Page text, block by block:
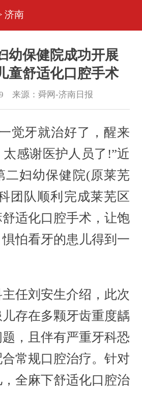
济南
幼保健院成功开展
童舒适化口腔手术
来源： 舜网-济南日报
牙就治好了，醒来
感谢医护人员了!”近
二妇幼保健院(原莱芜
团队顺利完成莱芜区
适化口腔手术，让饱
怕看牙的患儿得到一
刘安生介绍，此次
存在多颗牙齿重度龋
，且伴有严重牙科恐
常规口腔治疗。针对
全麻下舒适化口腔治